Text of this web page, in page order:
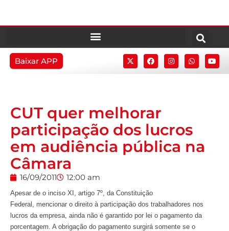
Baixar APP
CUT quer melhorar
participação dos lucros
em audiência pública na
Câmara
16/09/2011 12:00 am
Apesar de o inciso XI, artigo 7º, da Constituição
Federal, mencionar o direito à participação dos trabalhadores nos
lucros da empresa, ainda não é garantido por lei o pagamento da
porcentagem. A obrigação do pagamento surgirá somente se o